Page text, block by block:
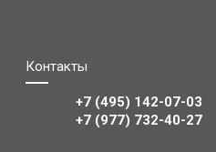
Контакты
+7 (495) 142-07-03
‎‎+7 (977) 732-40-27